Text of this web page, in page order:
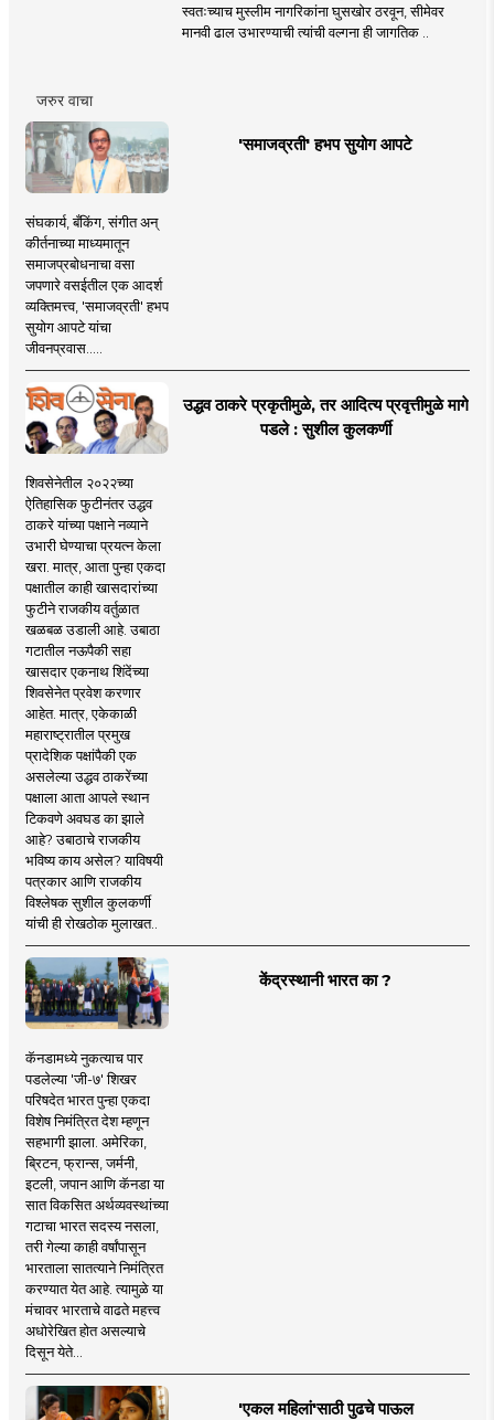
स्वतःच्याच मुस्लीम नागरिकांना घुसखोर ठरवून, सीमेवर
मानवी ढाल उभारण्याची त्यांची वल्गना ही जागतिक ..
जरुर वाचा
'समाजव्रती' हभप सुयोग आपटे
संघकार्य, बँकिंग, संगीत अन्
कीर्तनाच्या माध्यमातून
समाजप्रबोधनाचा वसा
जपणारे वसईतील एक आदर्श
व्यक्तिमत्त्व, 'समाजव्रती' हभप
सुयोग आपटे यांचा
जीवनप्रवास.....
उद्धव ठाकरे प्रकृतीमुळे, तर आदित्य प्रवृत्तीमुळे मागे
पडले : सुशील कुलकर्णी
शिवसेनेतील २०२२च्या
ऐतिहासिक फुटीनंतर उद्धव
ठाकरे यांच्या पक्षाने नव्याने
उभारी घेण्याचा प्रयत्न केला
खरा. मात्र, आता पुन्हा एकदा
पक्षातील काही खासदारांच्या
फुटीने राजकीय वर्तुळात
खळबळ उडाली आहे. उबाठा
गटातील नऊपैकी सहा
खासदार एकनाथ शिंदेंच्या
शिवसेनेत प्रवेश करणार
आहेत. मात्र, एकेकाळी
महाराष्ट्रातील प्रमुख
प्रादेशिक पक्षांपैकी एक
असलेल्या उद्धव ठाकरेंच्या
पक्षाला आता आपले स्थान
टिकवणे अवघड का झाले
आहे? उबाठाचे राजकीय
भविष्य काय असेल? याविषयी
पत्रकार आणि राजकीय
विश्लेषक सुशील कुलकर्णी
यांची ही रोखठोक मुलाखत..
केंद्रस्थानी भारत का ?
कॅनडामध्ये नुकत्याच पार
पडलेल्या 'जी-७' शिखर
परिषदेत भारत पुन्हा एकदा
विशेष निमंत्रित देश म्हणून
सहभागी झाला. अमेरिका,
ब्रिटन, फ्रान्स, जर्मनी,
इटली, जपान आणि कॅनडा या
सात विकसित अर्थव्यवस्थांच्या
गटाचा भारत सदस्य नसला,
तरी गेल्या काही वर्षांपासून
भारताला सातत्याने निमंत्रित
करण्यात येत आहे. त्यामुळे या
मंचावर भारताचे वाढते महत्त्व
अधोरेखित होत असल्याचे
दिसून येते...
'एकल महिलां'साठी पुढचे पाऊल